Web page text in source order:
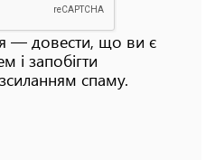
— довести, що ви є
і запобігти
спаму.